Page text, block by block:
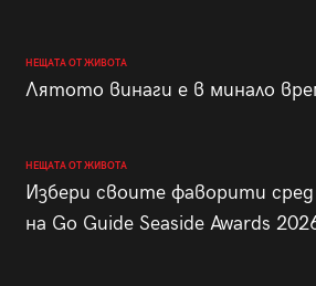
НЕЩАТА ОТ ЖИВОТА
Лятото винаги е в минало
НЕЩАТА ОТ ЖИВОТА
Избери своите фаворити
на Go Guide Seaside Awards